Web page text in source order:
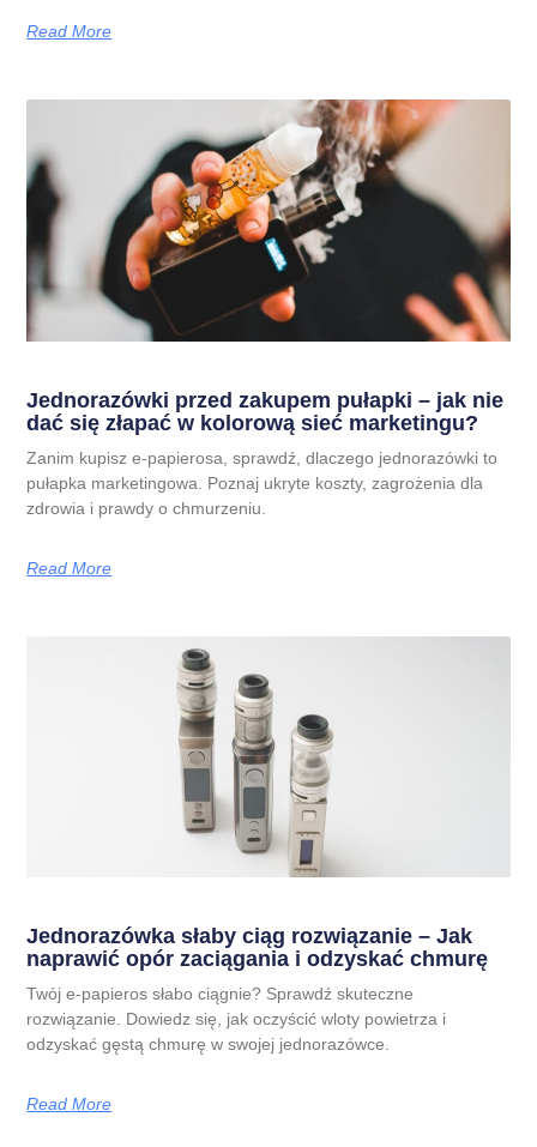
Read More
Jednorazówki przed zakupem pułapki – jak nie
dać się złapać w kolorową sieć marketingu?
Zanim kupisz e-papierosa, sprawdź, dlaczego jednorazówki to
pułapka marketingowa. Poznaj ukryte koszty, zagrożenia dla
zdrowia i prawdy o chmurzeniu.
Read More
Jednorazówka słaby ciąg rozwiązanie – Jak
naprawić opór zaciągania i odzyskać chmurę
Twój e-papieros słabo ciągnie? Sprawdź skuteczne
rozwiązanie. Dowiedz się, jak oczyścić wloty powietrza i
odzyskać gęstą chmurę w swojej jednorazówce.
Read More